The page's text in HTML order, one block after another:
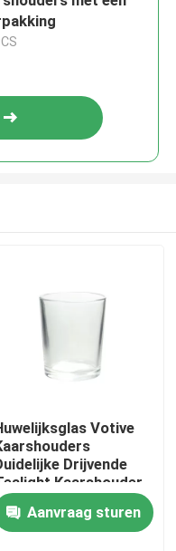
Votive
Drijvende
Kaarshouder
Aanvraag sturen